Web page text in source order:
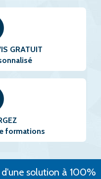
GRATUIT
formations
solution à 100%